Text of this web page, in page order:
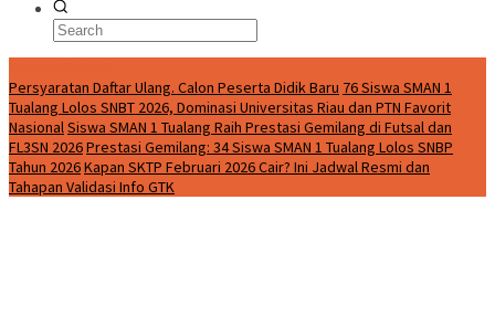
Persyaratan Daftar Ulang. Calon Peserta Didik Baru 76 Siswa SMAN 1
Tualang Lolos SNBT 2026, Dominasi Universitas Riau dan PTN Favorit
NasionalSiswa SMAN 1 Tualang Raih Prestasi Gemilang di Futsal dan
FL3SN 2026Prestasi Gemilang: 34 Siswa SMAN 1 Tualang Lolos SNBP
Tahun 2026Kapan SKTP Februari 2026 Cair? Ini Jadwal Resmi dan
Tahapan Validasi Info GTK